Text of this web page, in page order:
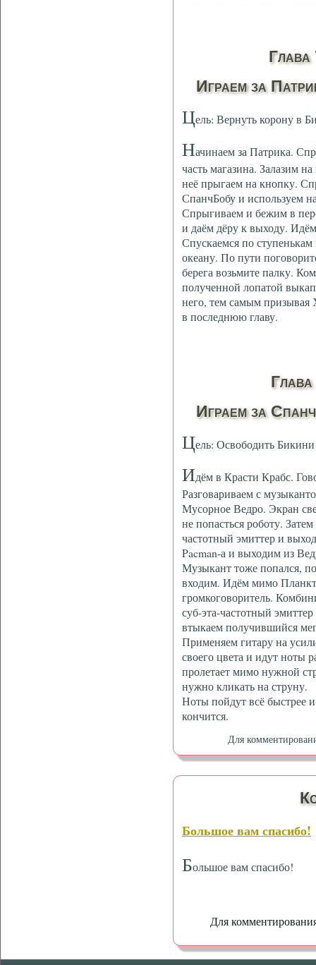
Глава
Играем за
Цель: Вернуть корону в
Начинаем за Патрика.
часть магазина. Залазим
неё прыгаем на кнопку.
СпанчБобу и используем
Спрыгиваем и бежим в
и даём дёру к выходу.
Спускаемся по
океану. По пути
берега возьмите палку.
полученной лопатой
него, тем самым призывая
в последнюю главу.
Играем за
Цель: Освободить
Идём в Красти Крабс.
Разговариваем с
Мусорное Ведро. Экран
не попасться роботу.
частотный эмиттер и
Pacman-а и выходим из
Музыкант тоже попался,
входим. Идём мимо
громкоговоритель.
суб-эта-частотный
втыкаем получившийся
Применяем гитару на
своего цвета и идут ноты
пролетает мимо нужной
нужно кликать на струну.
Ноты пойдут всё быстрее
кончится.
Для
Большое вам спасибо!
Большое вам спасибо!
Для